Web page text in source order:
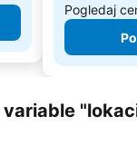
Pogledaj